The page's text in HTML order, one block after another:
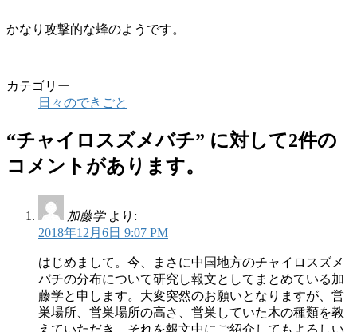
かなり攻撃的な蜂のようです。
カテゴリー
日々のできごと
“チャイロスズメバチ” に対して2件の
コメントがあります。
加藤学 より:
2018年12月6日 9:07 PM
はじめまして。今、まさに中国地方のチャイロスズメ
バチの分布について研究し報文としてまとめている加
藤学と申します。大変突然のお願いとなりますが、営
巣場所、営巣場所の高さ、営巣していた木の種類を教
えていただき、それを報文中にご紹介してもよろしい